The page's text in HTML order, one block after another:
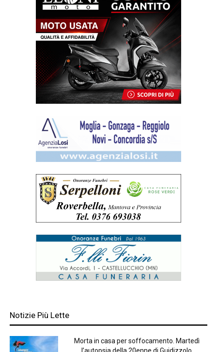
Notizie Più Lette
Morta in casa per soffocamento. Martedì
l’autopsia della 20enne di Guidizzolo